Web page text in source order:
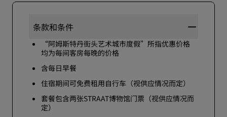
条款和条件
“阿姆斯特丹街头艺术城市度假”所指优惠价格
均为每间客房每晚的价格
含每日早餐
住宿期间可免费租用自行车（视供应情况而定）
套餐包含两张STRAAT博物馆门票（视供应情况而
定）